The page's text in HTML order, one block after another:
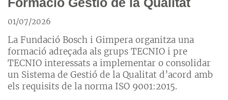
01/07/2026
La Fundació Bosch i Gimpera organitza una
formació adreçada als grups TECNIO i pre
TECNIO interessats a implementar o consolidar
un Sistema de Gestió de la Qualitat d’acord amb
els requisits de la norma ISO 9001:2015.